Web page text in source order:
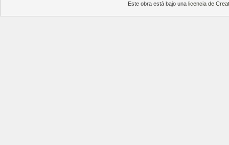
Este obra está bajo una licencia de